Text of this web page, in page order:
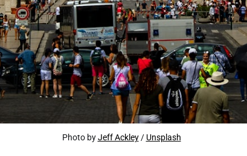
Photo byJeff Ackley/ Unsplash